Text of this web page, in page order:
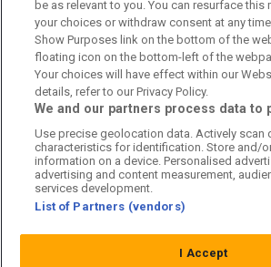
Sponsor: Rekatochklart
Annonsera på Fotbolldirekt
Redaktionell policy
Personuppgiftspolicy
Cookiepolicy
Arkiv
be as relevant to you. You can resurface this
your choices or withdraw consent at any
Show Purposes link on the bottom of the
floating icon on the bottom-left of the
Your choices will have effect within our
details, refer to our Privacy Policy.
We and our partners process data to
Use precise geolocation data. Actively scan
characteristics for identification. Store and/
information on a device. Personalised
advertising and content measurement,
services development.
List of Partners (vendors)
I Accept